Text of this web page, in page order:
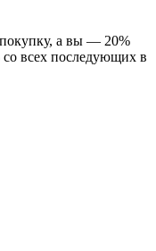
а вы — 20%
со всех последующих в